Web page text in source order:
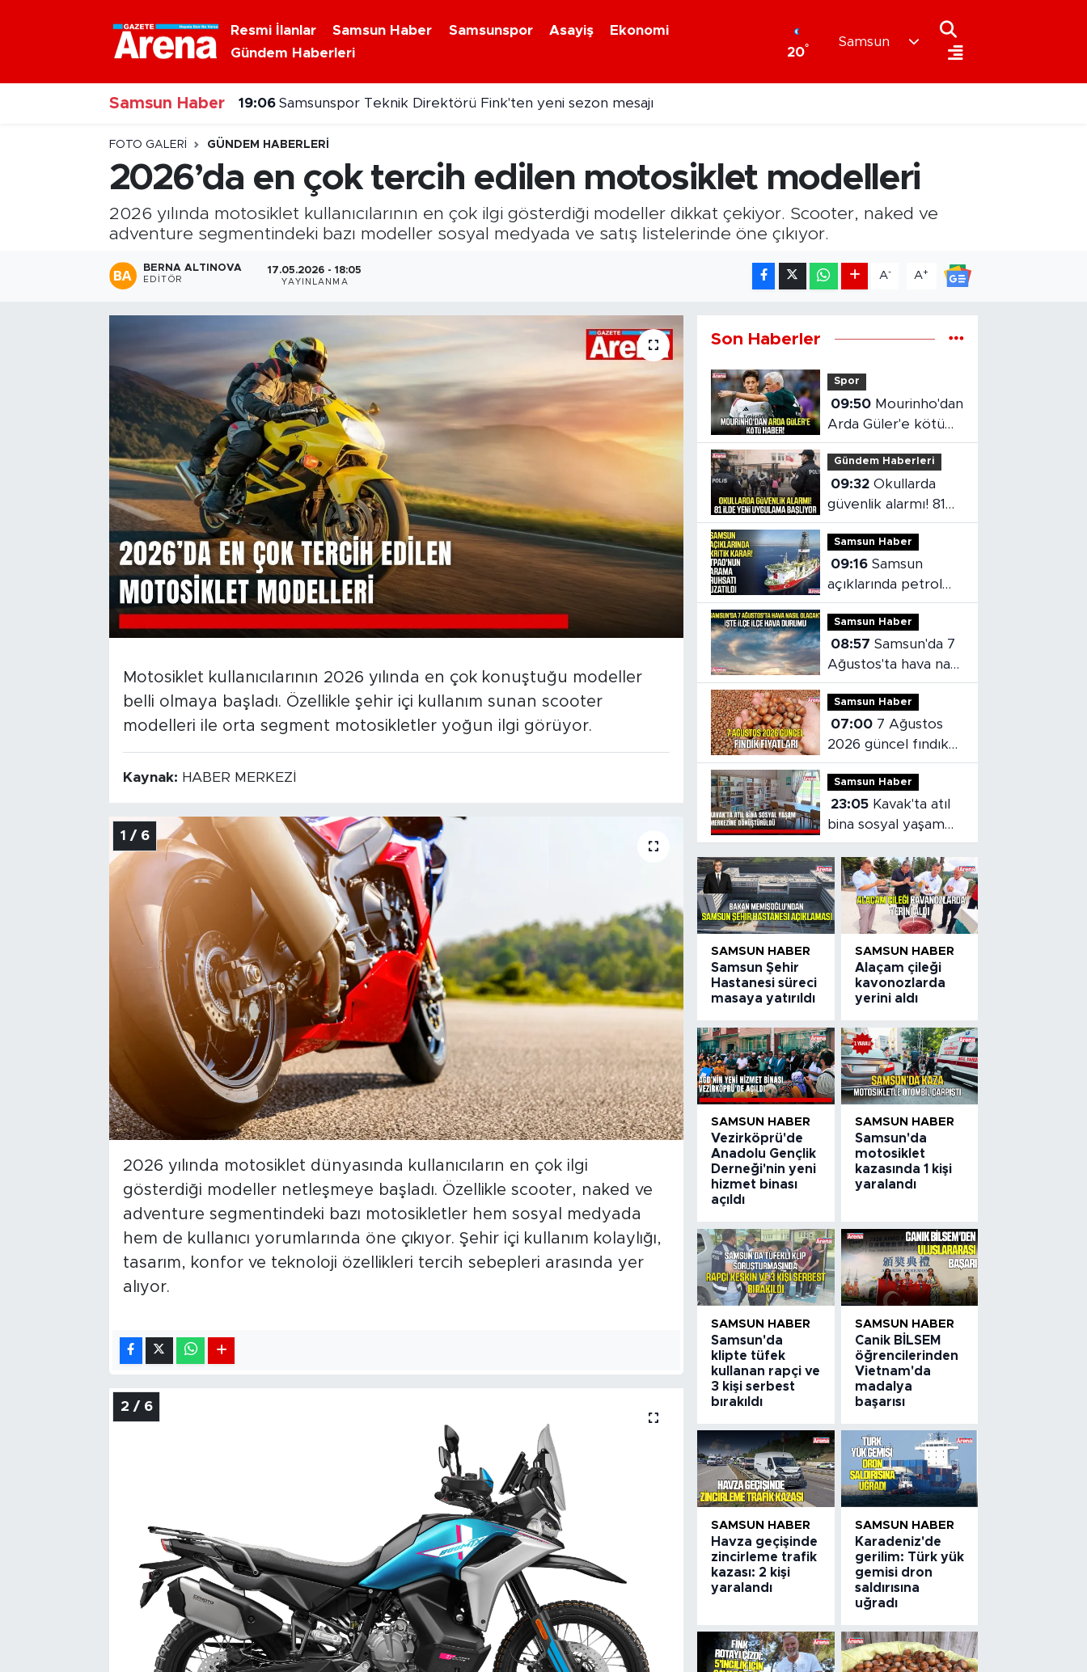
Resmi İlanlar Samsun Haber Samsunspor Asayiş
Ekonomi
Gündem Haberleri
20°
Samsun
Samsun Haber
19:06 Samsunspor Teknik Direktörü Fink'ten yeni sezon mesajı
FOTO GALERI GÜNDEM HABERLERI
2026’da en çok tercih edilen motosiklet modelleri
2026 yılında motosiklet kullanıcılarının en çok ilgi gösterdiği modeller dikkat çekiyor. Scooter, naked ve
adventure segmentindeki bazı modeller sosyal medyada ve satış listelerinde öne çıkıyor.
BERNA ALTINOVA
EDITÖR
17.05.2026 - 18:05
YAYINLANMA
A- A+
Motosiklet kullanıcılarının 2026 yılında en çok konuştuğu modeller
belli olmaya başladı. Özellikle şehir içi kullanım sunan scooter
modelleri ile orta segment motosikletler yoğun ilgi görüyor.
Kaynak: HABER MERKEZİ
1 / 6
2026 yılında motosiklet dünyasında kullanıcıların en çok ilgi
gösterdiği modeller netleşmeye başladı. Özellikle scooter, naked ve
adventure segmentindeki bazı motosikletler hem sosyal medyada
hem de kullanıcı yorumlarında öne çıkıyor. Şehir içi kullanım kolaylığı,
tasarım, konfor ve teknoloji özellikleri tercih sebepleri arasında yer
alıyor.
2 / 6
Son Haberler
Spor
09:50
Arda Güler'e kötü
haber!
Gündem Haberleri
09:32 Okullarda
güvenlik alarmı! 81
ilde yeni uygulama
başlıyor
Samsun Haber
09:16 Samsun
açıklarında petrol
aramaları devam
edecek!
Samsun Haber
08:57 Samsun'da 7
Ağustos'ta hava nasıl
olacak?
Samsun Haber
07:00
2026 güncel fındık
fiyatları
Samsun Haber
23:05
bina sosyal yaşam
merkezine
dönüştürüldü
SAMSUN HABER
Samsun Şehir
Hastanesi süreci
masaya yatırıldı
SAMSUN HABER
Alaçam çileği
kavonozlarda
yerini aldı
SAMSUN HABER
Vezirköprü'de
Anadolu Gençlik
Derneği'nin yeni
hizmet binası
açıldı
SAMSUN HABER
Samsun'da
motosiklet
kazasında 1 kişi
yaralandı
SAMSUN HABER
Samsun'da
klipte tüfek
kullanan rapçi ve
3 kişi serbest
bırakıldı
SAMSUN HABER
Canik BİLSEM
öğrencilerinden
Vietnam'da
madalya
başarısı
SAMSUN HABER
Havza geçişinde
zincirleme trafik
kazası: 2 kişi
yaralandı
SAMSUN HABER
Karadeniz'de
gerilim: Türk yük
gemisi dron
saldırısına
uğradı
Nöbetçi Eczaneler
Hava Durumu
Samsun Namaz Vakitleri
Trafik Durumu
Süper Lig Puan Durumu ve Fikstür
Tüm Manşetler